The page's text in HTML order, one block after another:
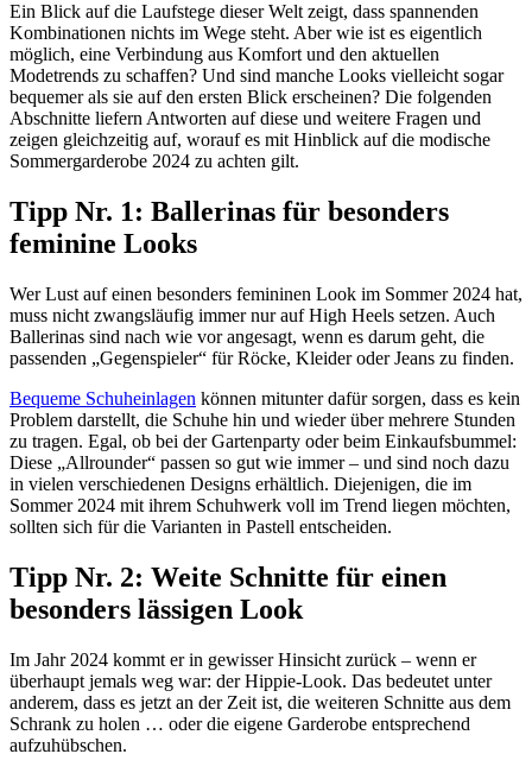
Ein Blick auf die Laufstege dieser Welt zeigt, dass spannenden
Kombinationen nichts im Wege steht. Aber wie ist es eigentlich
möglich, eine Verbindung aus Komfort und den aktuellen
Modetrends zu schaffen? Und sind manche Looks vielleicht sogar
bequemer als sie auf den ersten Blick erscheinen? Die folgenden
Abschnitte liefern Antworten auf diese und weitere Fragen und
zeigen gleichzeitig auf, worauf es mit Hinblick auf die modische
Sommergarderobe 2024 zu achten gilt.
Tipp Nr. 1: Ballerinas für besonders
feminine Looks
Wer Lust auf einen besonders femininen Look im Sommer 2024 hat,
muss nicht zwangsläufig immer nur auf High Heels setzen. Auch
Ballerinas sind nach wie vor angesagt, wenn es darum geht, die
passenden „Gegenspieler“ für Röcke, Kleider oder Jeans zu finden.
Bequeme Schuheinlagen können mitunter dafür sorgen, dass es kein
Problem darstellt, die Schuhe hin und wieder über mehrere Stunden
zu tragen. Egal, ob bei der Gartenparty oder beim Einkaufsbummel:
Diese „Allrounder“ passen so gut wie immer – und sind noch dazu
in vielen verschiedenen Designs erhältlich. Diejenigen, die im
Sommer 2024 mit ihrem Schuhwerk voll im Trend liegen möchten,
sollten sich für die Varianten in Pastell entscheiden.
Tipp Nr. 2: Weite Schnitte für einen
besonders lässigen Look
Im Jahr 2024 kommt er in gewisser Hinsicht zurück – wenn er
überhaupt jemals weg war: der Hippie-Look. Das bedeutet unter
anderem, dass es jetzt an der Zeit ist, die weiteren Schnitte aus dem
Schrank zu holen … oder die eigene Garderobe entsprechend
aufzuhübschen.